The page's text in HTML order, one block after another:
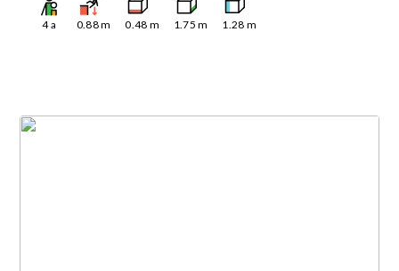
4a 0.88m 0.48 m 1.75 m 1.28 m